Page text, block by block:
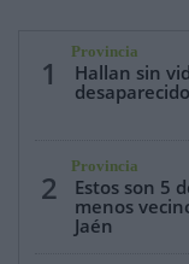
1
Provincia
Hallan sin
2
Provincia
Estos son 5
menos
Jaén